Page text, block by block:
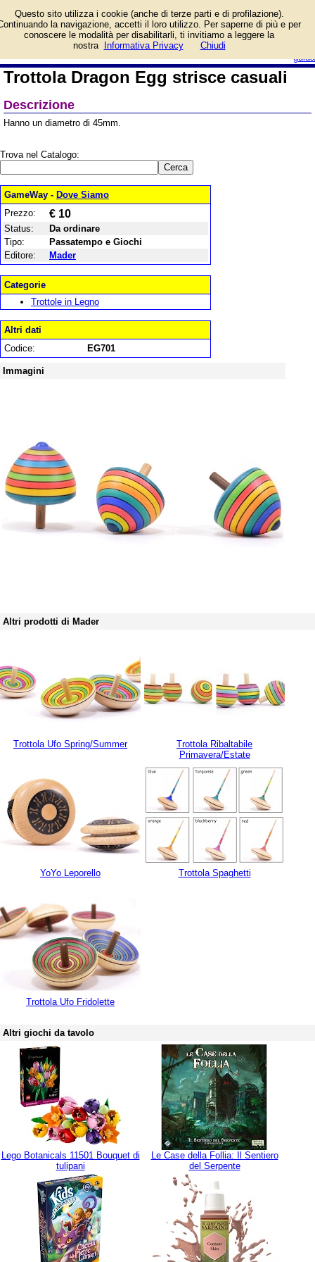
guida
Dragon Egg strisce
casuali e prezzo di
vendita. Prodotto da Mader
Trottola Dragon Egg strisce casuali
Descrizione
Hanno un diametro di 45mm.
Trova nel Catalogo:
GameWay - Dove Siamo
Prezzo:
€ 10
Status:
Da ordinare
Tipo:
Passatempo e Giochi
Editore:
Mader
Categorie
Trottole in Legno
Altri dati
Codice:
EG701
Immagini
Altri prodotti di Mader
Trottola Ufo Spring/Summer
Trottola Ribaltabile
Primavera/Estate
YoYo Leporello Trottola Spaghetti
Trottola Ufo Fridolette
Altri giochi da tavolo
Lego Botanicals 11501 Bouquet di
tulipani
Le Case della Follia: Il Sentiero
del Serpente
Questo sito utilizza i cookie (anche di terze parti e di profilazione).
la navigazione, accetti il loro utilizzo. Per saperne di più e per
conoscere le modalità per disabilitarli, ti invitiamo a leggere la
nostra
Informativa Privacy Chiudi